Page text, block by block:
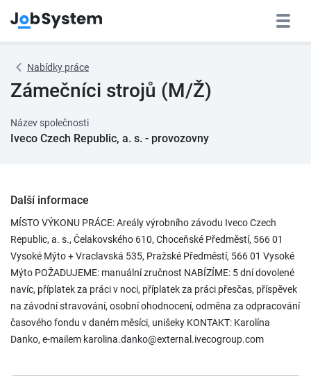
Nabídky práce
Zámečníci strojů (M/Ž)
Název společnosti
Iveco Czech Republic, a. s. - provozovny
Další informace
MÍSTO VÝKONU PRÁCE: Areály výrobního závodu Iveco Czech
Republic, a. s., Čelakovského 610, Choceňské Předměstí, 566 01
Vysoké Mýto + Vraclavská 535, Pražské Předměstí, 566 01 Vysoké
Mýto POŽADUJEME: manuální zručnost NABÍZÍME: 5 dní dovolené
navíc, příplatek za práci v noci, příplatek za práci přesčas, příspěvek
na závodní stravování, osobní ohodnocení, odměna za odpracování
časového fondu v daném měsíci, unišeky KONTAKT: Karolína
Danko, e-mailem karolina.danko@external.ivecogroup.com